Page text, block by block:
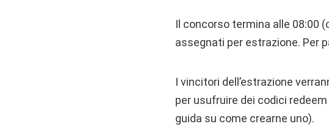
Il concorso termina alle 08:00
assegnati per estrazione. Per
I vincitori dell’estrazione
per usufruire dei codici
guida su come crearne uno).